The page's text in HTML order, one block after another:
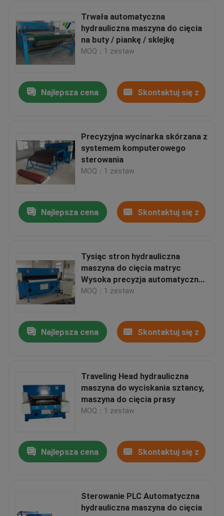
Produkty
O nas
Wycieczka po fabryce
Skontaktuj się z nami
Hydrauliczna maszyna do cięcia
Prasa hydrauliczna Die Cutting Machine
Hydrauliczna maszyna do cięcia ramion wahadłowych
Maszyna do cięcia tkanin
Maszyna do cięcia tkanin
Automatyczna maszyna do rozsiewania
Komputerowa maszyna do cięcia
Trwała automatyczna
hydrauliczna maszyna do cięcia
na buty / piankę / sklejkę
MOQ：1 zestaw
Najlepsza cena Skontaktuj się z
Precyzyjna wycinarka skórzana z
systemem komputerowego
sterowania
MOQ：1 zestaw
Najlepsza cena Skontaktuj się z
Tysiąc stron hydrauliczna
maszyna do cięcia matryc
Wysoka precyzja automatyczny
system podawania
MOQ：1 zestaw
Najlepsza cena Skontaktuj się z
Traveling Head hydrauliczna
maszyna do wyciskania sztancy,
maszyna do cięcia prasy
MOQ：1 zestaw
Najlepsza cena Skontaktuj się z
Sterowanie PLC Automatyczna
hydrauliczna maszyna do cięcia